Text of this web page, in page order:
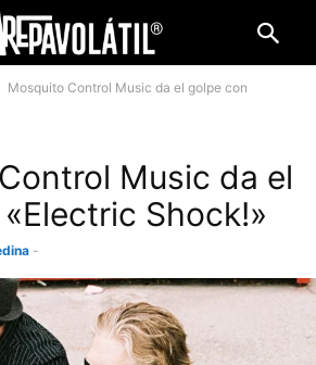
Mosquito Control Music da el golpe con
Music da el
Shock!»
-